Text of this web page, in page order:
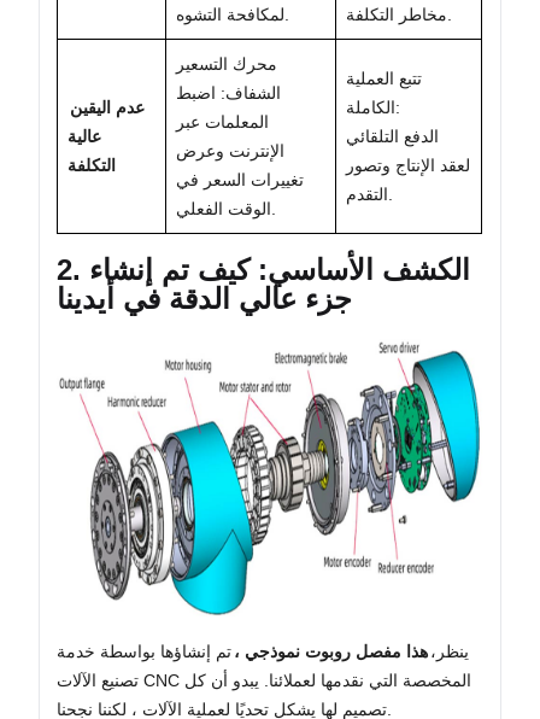
عدم اليقين
عالية
التكلفة
محرك التسعير
الشفاف: اضبط
المعلمات عبر
الإنترنت وعرض
تغييرات السعر في
تتبع العملية
الكاملة:
الدفع التلقائي
لعقد الإنتاج وتصور
2. الكشف الأساسي: كيف تم إنشاء
جزء عالي الدقة في أيدينا
ينظر،هذا مفصل روبوت نموذجي ،تم إنشاؤها بواسطة خدمة
تصنيع الآلات CNC المخصصة التي نقدمها لعملائنا. يبدو أن كل